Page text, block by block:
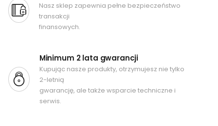
Nasz sklep zapewnia pełne bezpieczeństwo
transakcji
finansowych.
Minimum 2 lata gwarancji
Kupując nasze produkty, otrzymujesz nie tylko
2-letnią
gwarancję, ale także wsparcie techniczne i
serwis.